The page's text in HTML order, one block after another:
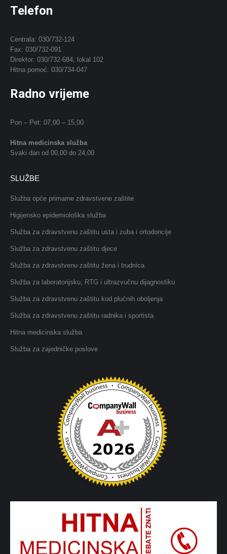
Telefon
Centrala: 030/732-124
Fax: 030/732-091
Direktor: 030/732-684, lokal 102
Hitna pomoć: 030/734-047
Radno vrijeme
Pon – Pet: 07,00 – 15,00
Hitna medicinska služba
Svaki dan od 00,00 do 24,00
SLUŽBE
Služba opće primarne zdravstvene zaštite
Higijensko epidemiološka služba
Služba za zdravstvenu zaštitu usta i zuba i ortodoncije
Služba za zdravstvenu zaštitu djece
Služba za zdravstvenu zaštitu žena i trudnica
Služba za laboratorijsku, RTG i ultrazvučnu dijagnostiku
Služba za zdravstvenu zaštitu kod plućnih oboljenja
Služba za zdravstvenu zaštitu radnika i sportista
Hitna medicinska služba
Služba za zajedničke poslove